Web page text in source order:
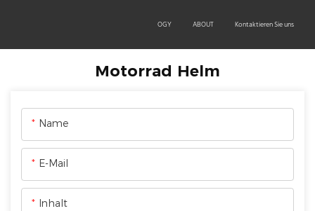
TECHNOLOGY ABOUT Kontaktieren Sie uns
Motorrad Helm
Name
E-Mail
Inhalt